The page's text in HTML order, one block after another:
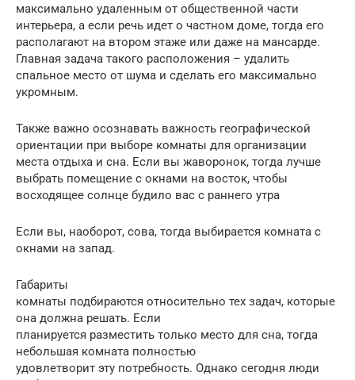
максимально удаленным от общественной части
интерьера, а если речь идет о частном доме, тогда его
располагают на втором этаже или даже на мансарде.
Главная задача такого расположения – удалить
спальное место от шума и сделать его максимально
укромным.
Также важно осознавать важность географической
ориентации при выборе комнаты для организации
места отдыха и сна. Если вы жаворонок, тогда лучше
выбрать помещение с окнами на восток, чтобы
восходящее солнце будило вас с раннего утра
Если вы, наоборот, сова, тогда выбирается комната с
окнами на запад.
Габариты
комнаты подбираются относительно тех задач, которые
она должна решать. Если
планируется разместить только место для сна, тогда
небольшая комната полностью
удовлетворит эту потребность. Однако сегодня люди